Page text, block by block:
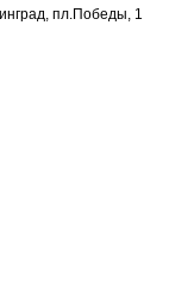
пл.Победы, 1